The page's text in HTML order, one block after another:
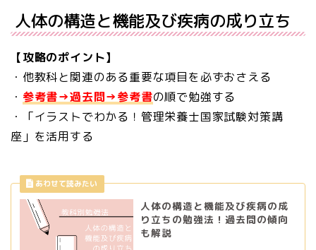
人体の構造と機能及び疾病の成り立ち
【攻略のポイント】
・他教科と関連のある重要な項目を必ずおさえる
・ 参考書→過去問→参考書の順で勉強する
・「イラストでわかる！管理栄養士国家試験対策講
座」を活用する
人体の構造と機能及び疾病の成
り立ちの勉強法！過去問の傾向
も解説